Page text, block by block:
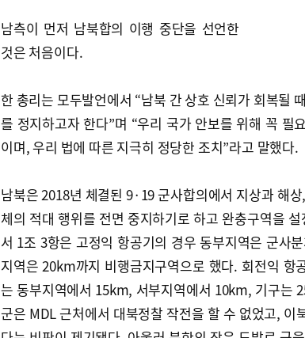
남측이 먼저 남북합의 이행 중단을 선언한
것은 처음이다.
한 총리는 모두발언에서 “남북 간 상호 신뢰가 회복될
를 정지하고자 한다”며 “우리 국가 안보를 위해 꼭 필
이며, 우리 법에 따른 지극히 정당한 조치”라고 말했다.
남북은 2018년 체결된 9·19 군사합의에서 지상과 해
체의 적대 행위를 전면 중지하기로 하고 완충구역을
서 1조 3항은 고정익 항공기의 경우 동부지역은 군사
지역은 20km까지 비행금지구역으로 했다. 회전익 항
는 동부지역에서 15km, 서부지역에서 10km, 기구는
군은 MDL 근처에서 대북정찰 작전을 할 수 없었고, 이